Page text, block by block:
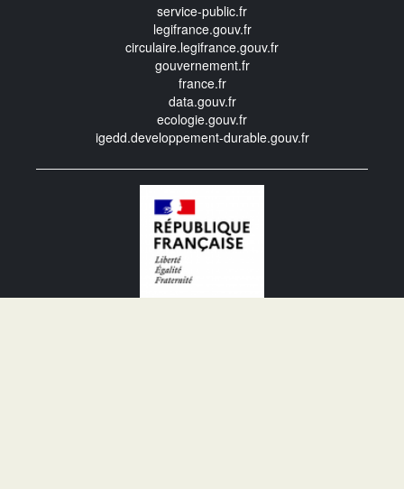
service-public.fr
legifrance.gouv.fr
circulaire.legifrance.gouv.fr
gouvernement.fr
france.fr
data.gouv.fr
ecologie.gouv.fr
igedd.developpement-durable.gouv.fr